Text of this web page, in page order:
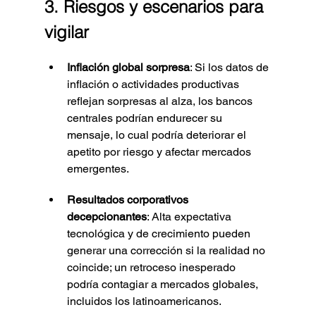
3. Riesgos y escenarios para
vigilar
Inflación global sorpresa: Si los datos de
inflación o actividades productivas
reflejan sorpresas al alza, los bancos
centrales podrían endurecer su
mensaje, lo cual podría deteriorar el
apetito por riesgo y afectar mercados
emergentes.
Resultados corporativos
decepcionantes: Alta expectativa
tecnológica y de crecimiento pueden
generar una corrección si la realidad no
coincide; un retroceso inesperado
podría contagiar a mercados globales,
incluidos los latinoamericanos.